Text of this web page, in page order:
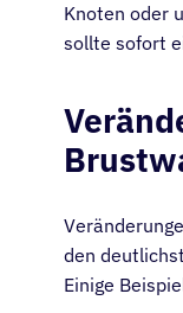
Knoten oder
sollte sofort
den
Einige